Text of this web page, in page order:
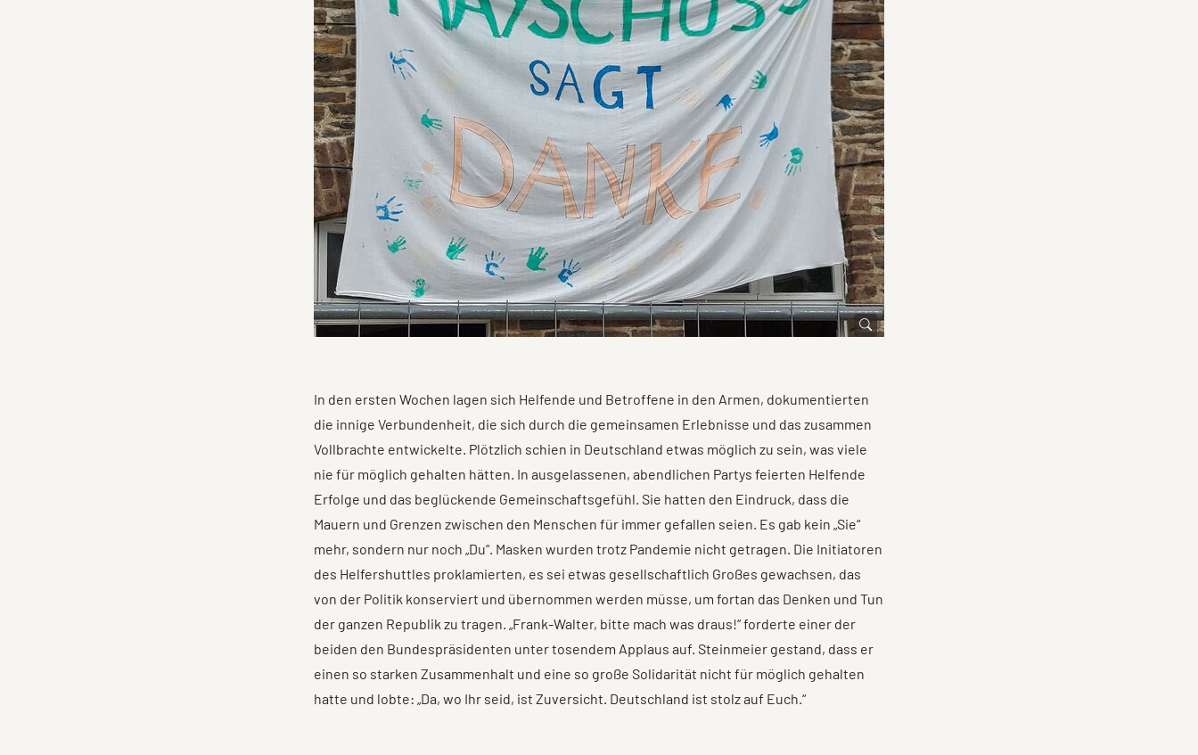
In den ersten Wochen lagen sich Helfende und Betroffene in den Armen, dokumentierten
die innige Verbundenheit, die sich durch die gemeinsamen Erlebnisse und das zusammen
Vollbrachte entwickelte. Plötzlich schien in Deutschland etwas möglich zu sein, was viele
nie für möglich gehalten hätten. In ausgelassenen, abendlichen Partys feierten Helfende
Erfolge und das beglückende Gemeinschaftsgefühl. Sie hatten den Eindruck, dass die
Mauern und Grenzen zwischen den Menschen für immer gefallen seien. Es gab kein „Sie“
mehr, sondern nur noch „Du“. Masken wurden trotz Pandemie nicht getragen. Die Initiatoren
des Helfershuttles proklamierten, es sei etwas gesellschaftlich Großes gewachsen, das
von der Politik konserviert und übernommen werden müsse, um fortan das Denken und Tun
der ganzen Republik zu tragen. „Frank-Walter, bitte mach was draus!“ forderte einer der
beiden den Bundespräsidenten unter tosendem Applaus auf. Steinmeier gestand, dass er
einen so starken Zusammenhalt und eine so große Solidarität nicht für möglich gehalten
hatte und lobte: „Da, wo Ihr seid, ist Zuversicht. Deutschland ist stolz auf Euch.“